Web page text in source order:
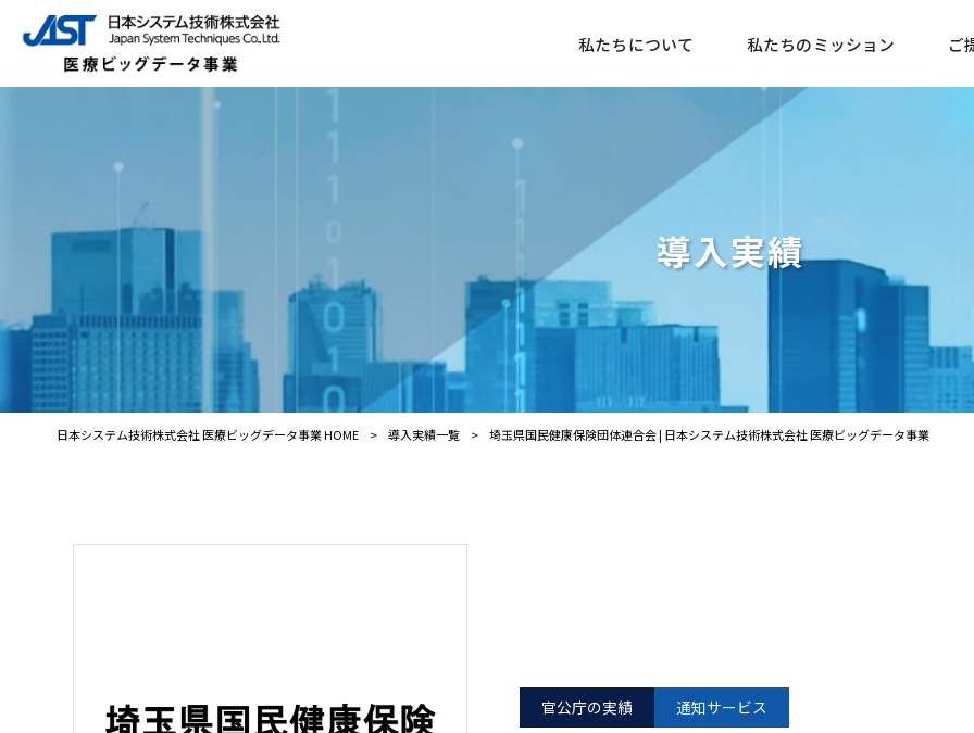
私たちについて 私たちのミッション ご
導入実績
日本システム技術株式会社 医療ビッグデータ事業 HOME > 導入実績一覧 > 埼玉県国民健康保険団体連合会 | 日本システム技術株式会社 医療ビッグデータ事業
官公庁の実績 通知サービス